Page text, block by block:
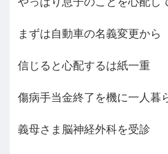
まずは自動車の名義変更から
信じると心配するは紙一重
傷病手当金終了を機に一人暮
義母さま脳神経外科を受診